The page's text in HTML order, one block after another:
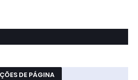
DE PÁGINA